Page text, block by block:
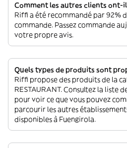
Comment les autres clients ont-
Riffi a été recommandé par 92%
commande. Passez commande
votre propre avis.
Quels types de produits sont
Riffi propose des produits de la
RESTAURANT. Consultez la liste
pour voir ce que vous pouvez
parcourir les autres
disponibles à Fuengirola.